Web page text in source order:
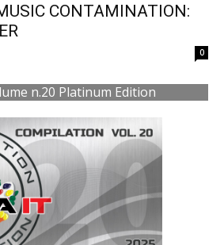
CONTAMINATION:
0
n.20 Platinum Edition